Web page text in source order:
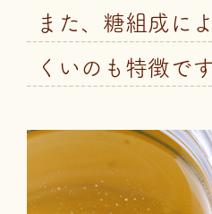
また、糖組成に
くいのも特徴です